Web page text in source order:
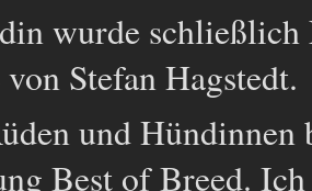
wurde schließlich
Stefan Hagstedt.
und
Best of Breed.